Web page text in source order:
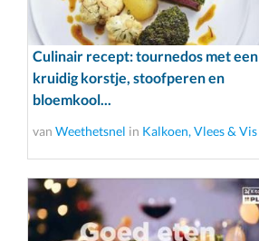
Culinair recept: tournedos met een
kruidig korstje, stoofperen en
bloemkool...
van Weethetsnel in Kalkoen, Vlees & Vis